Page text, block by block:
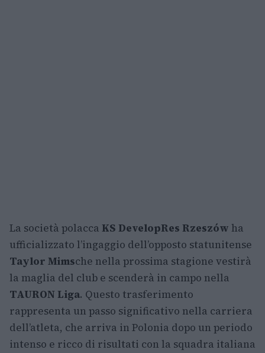
La società polacca KS DevelopRes Rzeszów ha
ufficializzato l’ingaggio dell’opposto statunitense
Taylor Mimsche nella prossima stagione vestirà
la maglia del club e scenderà in campo nella
TAURON Liga. Questo trasferimento
rappresenta un passo significativo nella carriera
dell’atleta, che arriva in Polonia dopo un periodo
intenso e ricco di risultati con la squadra italiana